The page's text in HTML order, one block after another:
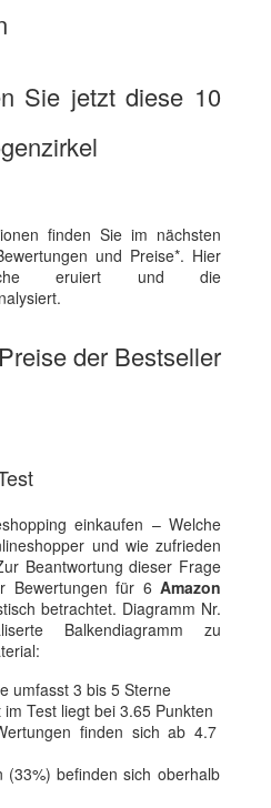
Sie jetzt diese 10
finden Sie im nächsten
und Preise*. Hier
eruiert und die
der Bestseller
einkaufen – Welche
und wie zufrieden
Beantwortung dieser Frage
Bewertungen für 6 Amazon
betrachtet. Diagramm Nr.
Balkendiagramm zu
umfasst 3 bis 5 Sterne
Test liegt bei 3.65 Punkten
finden sich ab 4.7
(33%) befinden sich oberhalb